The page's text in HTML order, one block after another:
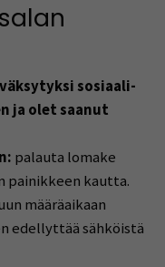
sosiaali-
ja olet saanut
palauta lomake
painikkeen kautta.
määräaikaan
edellyttää sähköistä